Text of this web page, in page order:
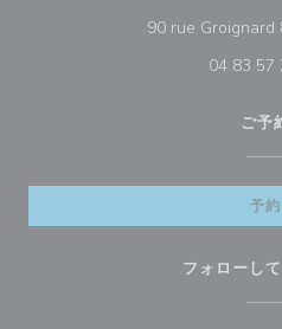
90 rue Groignard
04 83 57
ご予
予約
フォローし